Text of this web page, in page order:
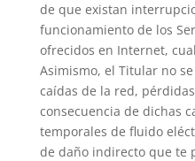
de que existan
funcionamiento de los
ofrecidos en Internet,
Asimismo, el Titular no
caídas de la red,
consecuencia de dichas
temporales de fluido
de daño indirecto que te